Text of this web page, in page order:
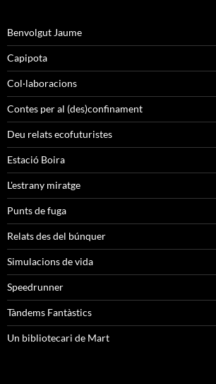
Benvolgut Jaume
Capipota
Col·laboracions
Contes per al (des)confinament
Deu relats ecofuturistes
Estació Boira
L'estrany miratge
Punts de fuga
Relats des del búnquer
Simulacions de vida
Speedrunner
Tàndems Fantàstics
Un bibliotecari de Mart